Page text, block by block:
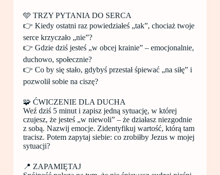
🩵 TRZY PYTANIA DO SERCA
👉 Kiedy ostatni raz powiedziałeś „tak”, chociaż twoje
serce krzyczało „nie”?
👉 Gdzie dziś jesteś „w obcej krainie” – emocjonalnie,
duchowo, społecznie?
👉 Co by się stało, gdybyś przestał śpiewać „na siłę” i
pozwolił sobie na ciszę?
🧩 ĆWICZENIE DLA DUCHA
Weź dziś 5 minut i zapisz jedną sytuację, w której
czujesz, że jesteś „w niewoli” – że działasz niezgodnie
z sobą. Nazwij emocje. Zidentyfikuj wartość, którą tam
tracisz. Potem zapytaj siebie: co zrobiłby Jezus w mojej
sytuacji?
📍 ZAPAMIĘTAJ